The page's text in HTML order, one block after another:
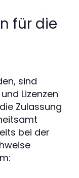
für die
sind
Lizenzen
Zulassung
bei der